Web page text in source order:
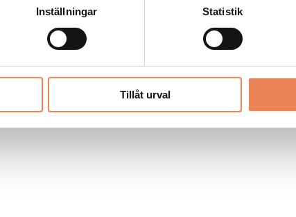
Inställningar Statistik
Tillåt urval
PRENUMERERA ANNONSERA